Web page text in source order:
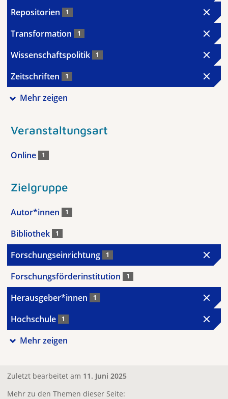
Repositorien 1
Transformation 1
Wissenschaftspolitik 1
Zeitschriften 1
Mehr zeigen
Veranstaltungsart
Online 1
Zielgruppe
Autor*innen 1
Bibliothek 1
Forschungseinrichtung 1
Forschungsförderinstitution 1
Herausgeber*innen 1
Hochschule 1
Mehr zeigen
Zuletzt bearbeitet am 11. Juni 2025
Mehr zu den Themen dieser Seite: